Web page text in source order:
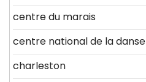
centre du marais
centre national de la danse
charleston